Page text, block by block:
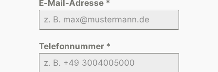
E-Mail-Adresse *
Telefonnummer *